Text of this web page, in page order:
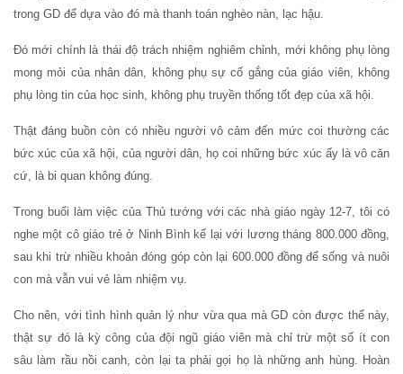
trong GD để dựa vào đó mà thanh toán nghèo nàn, lạc hậu.
Đó mới chính là thái độ trách nhiệm nghiêm chỉnh, mới không phụ lòng
mong mỏi của nhân dân, không phụ sự cố gắng của giáo viên, không
phụ lòng tin của học sinh, không phụ truyền thống tốt đẹp của xã hội.
Thật đáng buồn còn có nhiều người vô cảm đến mức coi thường các
bức xúc của xã hội, của người dân, họ coi những bức xúc ấy là vô căn
cứ, là bi quan không đúng.
Trong buổi làm việc của Thủ tướng với các nhà giáo ngày 12-7, tôi có
nghe một cô giáo trẻ ở Ninh Bình kể lại với lương tháng 800.000 đồng,
sau khi trừ nhiều khoản đóng góp còn lại 600.000 đồng để sống và nuôi
con mà vẫn vui vẻ làm nhiệm vụ.
Cho nên, với tình hình quản lý như vừa qua mà GD còn được thế này,
thật sự đó là kỳ công của đội ngũ giáo viên mà chỉ trừ một số ít con
sâu làm rầu nồi canh, còn lại ta phải gọi họ là những anh hùng. Hoàn